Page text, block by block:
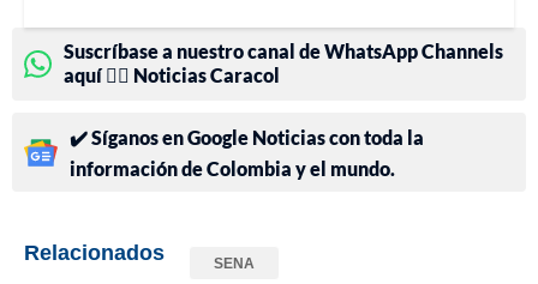
Suscríbase a nuestro canal de WhatsApp Channels
aquí 👉🏻 Noticias Caracol
✔️ Síganos en Google Noticias con toda la
información de Colombia y el mundo.
Relacionados SENA